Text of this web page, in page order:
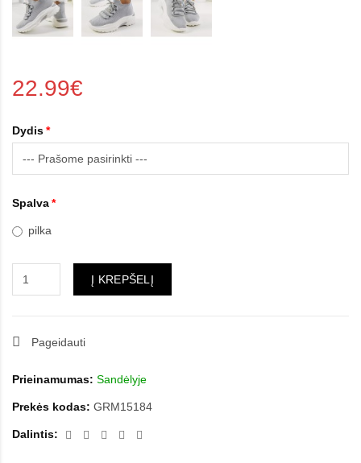
22.99€
Dydis
Spalva
pilka
Į KREPŠELĮ
Pageidauti
Prieinamumas: Sandėlyje
Prekės kodas: GRM15184
Dalintis: